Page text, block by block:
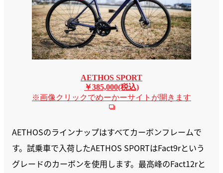
AETHOS SPORT
￥385,000(税込)
※画像クリックでめーかーサイトが開きます
AETHOSのラインナップはすべてカーボンフレームで
す。試乗車で入荷したAETHOS SPORTはFact9rという
グレードのカーボンを使用します。最高峰のFact12rと